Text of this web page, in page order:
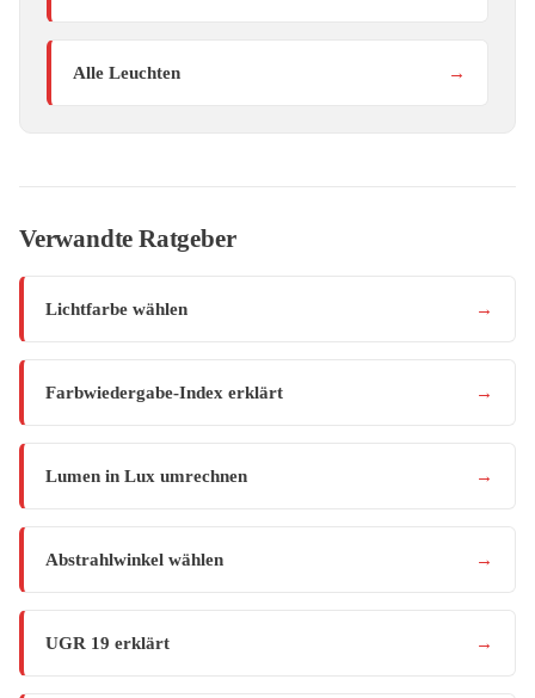
Alle Leuchten →
Verwandte Ratgeber
Lichtfarbe wählen →
Farbwiedergabe-Index erklärt →
Lumen in Lux umrechnen →
Abstrahlwinkel wählen →
UGR 19 erklärt →